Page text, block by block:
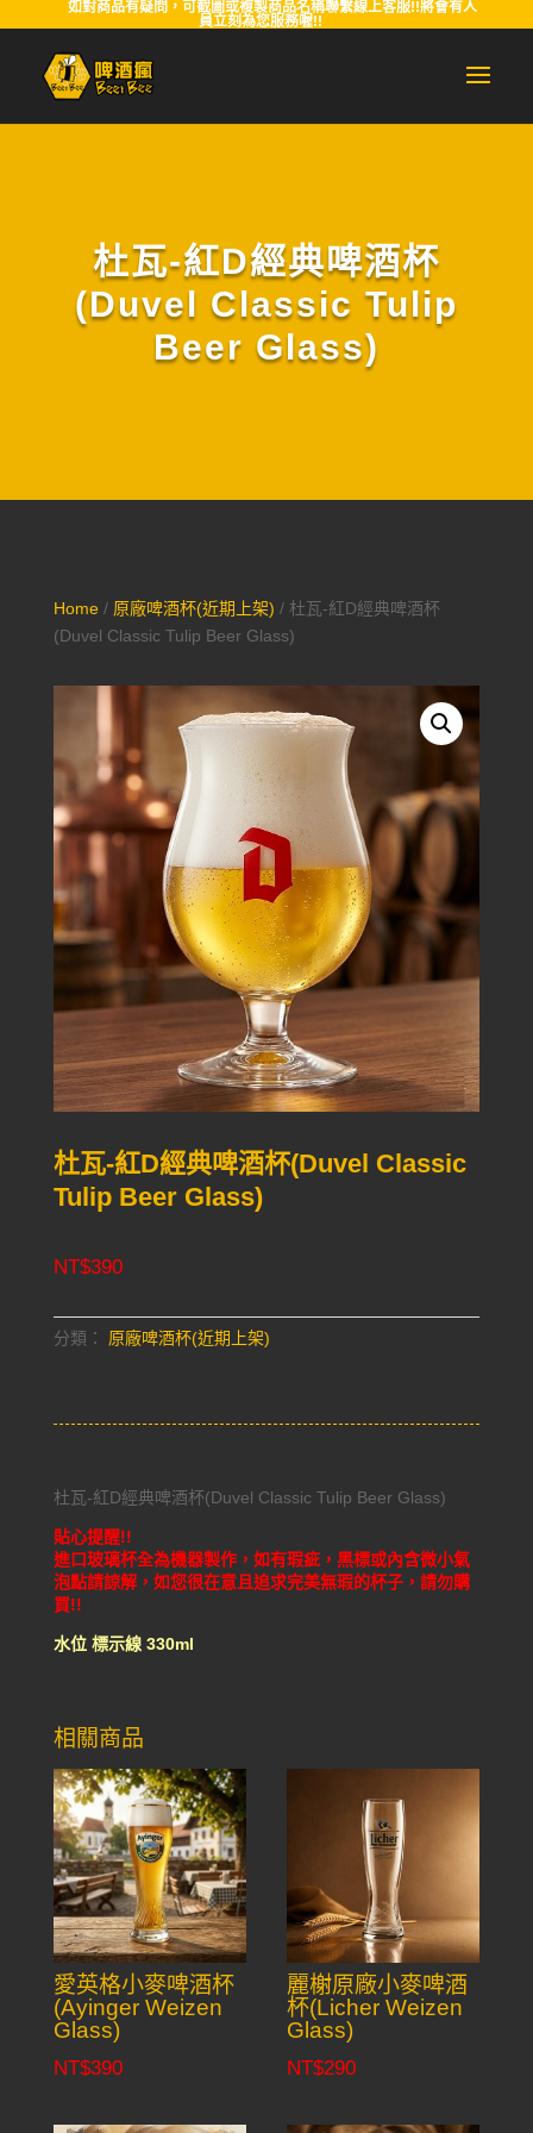
如對商品有疑問，可截圖或複製商品名稱聯繫線上客服!!將會有人
員立刻為您服務喔!!
杜瓦-紅D經典啤酒杯
(Duvel Classic Tulip
Beer Glass)
Home/ 原廠啤酒杯(近期上架) / 杜瓦-紅D經典啤酒杯
(Duvel Classic Tulip Beer Glass)
杜瓦-紅D經典啤酒杯(Duvel Classic
Tulip Beer Glass)
NT$390
分類： 原廠啤酒杯(近期上架)
杜瓦-紅D經典啤酒杯(Duvel Classic Tulip Beer Glass)
貼心提醒!!
進口玻璃杯全為機器製作，如有瑕疵，黑標或內含微小氣
泡點請諒解，如您很在意且追求完美無瑕的杯子，請勿購
買!!
水位 標示線 330ml
相關商品
愛英格小麥啤酒杯
(Ayinger Weizen
Glass)
NT$390
麗榭原廠小麥啤酒
杯(Licher Weizen
Glass)
NT$290